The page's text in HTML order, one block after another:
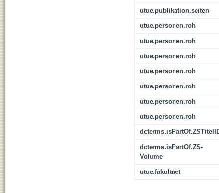
utue.publikation.seiten
utue.personen.roh
utue.personen.roh
utue.personen.roh
utue.personen.roh
utue.personen.roh
utue.personen.roh
utue.personen.roh
dcterms.isPartOf.ZS-
Volume
utue.fakultaet